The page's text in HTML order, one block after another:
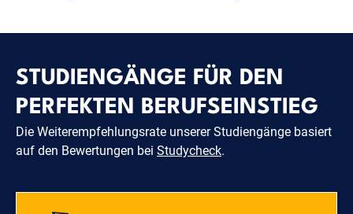
STUDIENGÄNGE FÜR DEN
PERFEKTEN BERUFSEINSTIEG
Die Weiterempfehlungsrate unserer Studiengänge basiert
auf den Bewertungen bei Studycheck.